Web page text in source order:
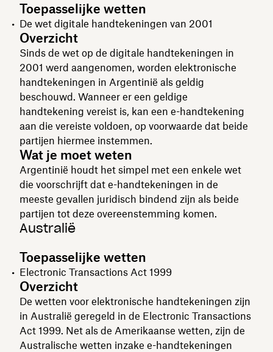
Toepasselijke wetten
De wet digitale handtekeningen van 2001
Overzicht
Sinds de wet op de digitale handtekeningen in
2001 werd aangenomen, worden elektronische
handtekeningen in Argentinië als geldig
beschouwd. Wanneer er een geldige
handtekening vereist is, kan een e-handtekening
aan die vereiste voldoen, op voorwaarde dat beide
partijen hiermee instemmen.
Wat je moet weten
Argentinië houdt het simpel met een enkele wet
die voorschrijft dat e-handtekeningen in de
meeste gevallen juridisch bindend zijn als beide
partijen tot deze overeenstemming komen.
Australië
Toepasselijke wetten
Electronic Transactions Act 1999
Overzicht
De wetten voor elektronische handtekeningen zijn
in Australië geregeld in de Electronic Transactions
Act 1999. Net als de Amerikaanse wetten, zijn de
Australische wetten inzake e-handtekeningen